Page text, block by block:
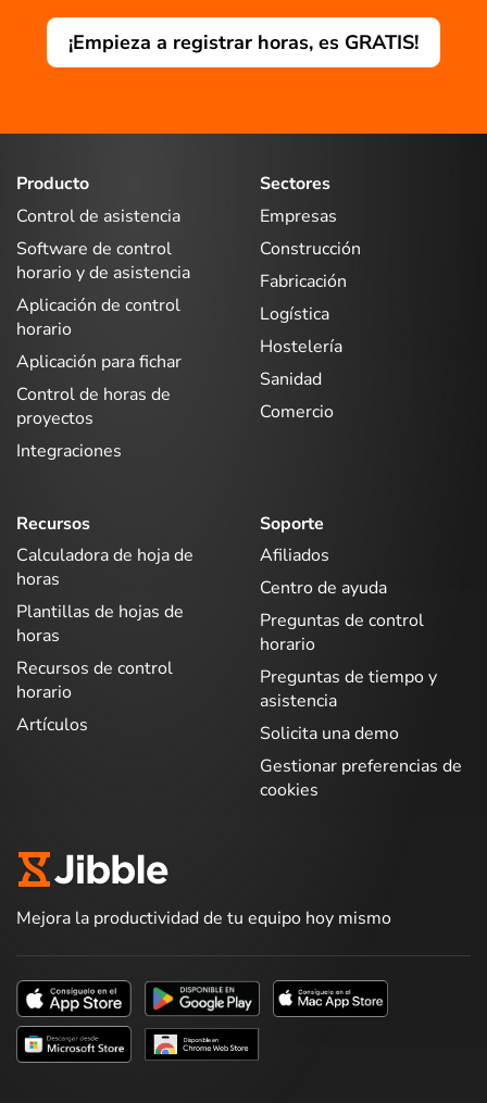
¡Empieza a registrar horas, es GRATIS!
Producto
Control de asistencia
Software de control
horario y de asistencia
Aplicación de control
horario
Aplicación para fichar
Control de horas de
proyectos
Integraciones
Sectores
Empresas
Construcción
Fabricación
Logística
Hostelería
Sanidad
Comercio
Recursos
Calculadora de hoja de
horas
Plantillas de hojas de
horas
Recursos de control
horario
Artículos
Soporte
Afiliados
Centro de ayuda
Preguntas de control
horario
Preguntas de tiempo y
asistencia
Solicita una demo
Gestionar preferencias de
cookies
Mejora la productividad de tu equipo hoy mismo